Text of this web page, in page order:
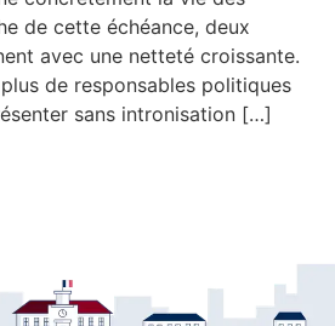
de cette échéance, deux
avec une netteté croissante.
de responsables politiques
sans intronisation […]